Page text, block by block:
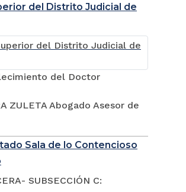
del Distrito Judicial de
del Doctor
ZULETA Abogado Asesor de
Sala de lo Contencioso
SUBSECCIÓN C: